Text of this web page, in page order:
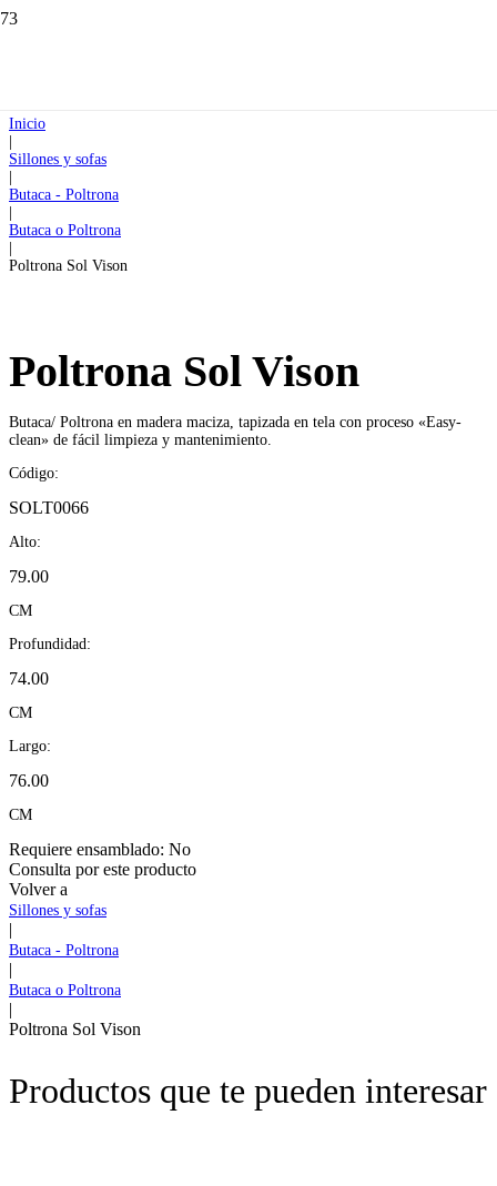
Inicio
Sillones y sofas
Butaca - Poltrona
Butaca o Poltrona
Poltrona Sol Vison
Poltrona Sol Vison
Butaca/ Poltrona en madera maciza, tapizada en tela con proceso «Easy-
clean» de fácil limpieza y mantenimiento.
Código:
SOLT0066
Alto:
79.00
CM
Profundidad:
74.00
CM
Largo:
76.00
CM
Requiere ensamblado: No
Consulta por este producto
Volver a
Sillones y sofas
|
Butaca - Poltrona
|
Butaca o Poltrona
|
Poltrona Sol Vison
Productos que te pueden interesar